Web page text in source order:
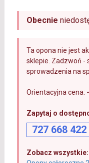
Obecnie
Ta opona nie jest
sklepie. Zadzwoń -
sprowadzenia na
Orientacyjna cena:
Zapytaj o
727 668 422
Zobacz wszystkie: